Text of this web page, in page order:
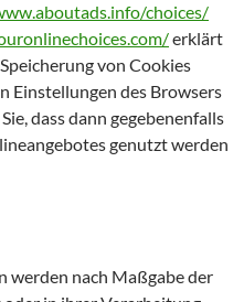
choices/
erklärt
von Cookies
Einstellungen des Browsers
dass dann gegebenenfalls
genutzt werden
werden nach Maßgabe der